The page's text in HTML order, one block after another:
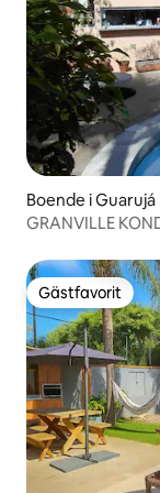
Boende i Guarujá
GRANVILLE
Gästfavorit
Gästfavorit